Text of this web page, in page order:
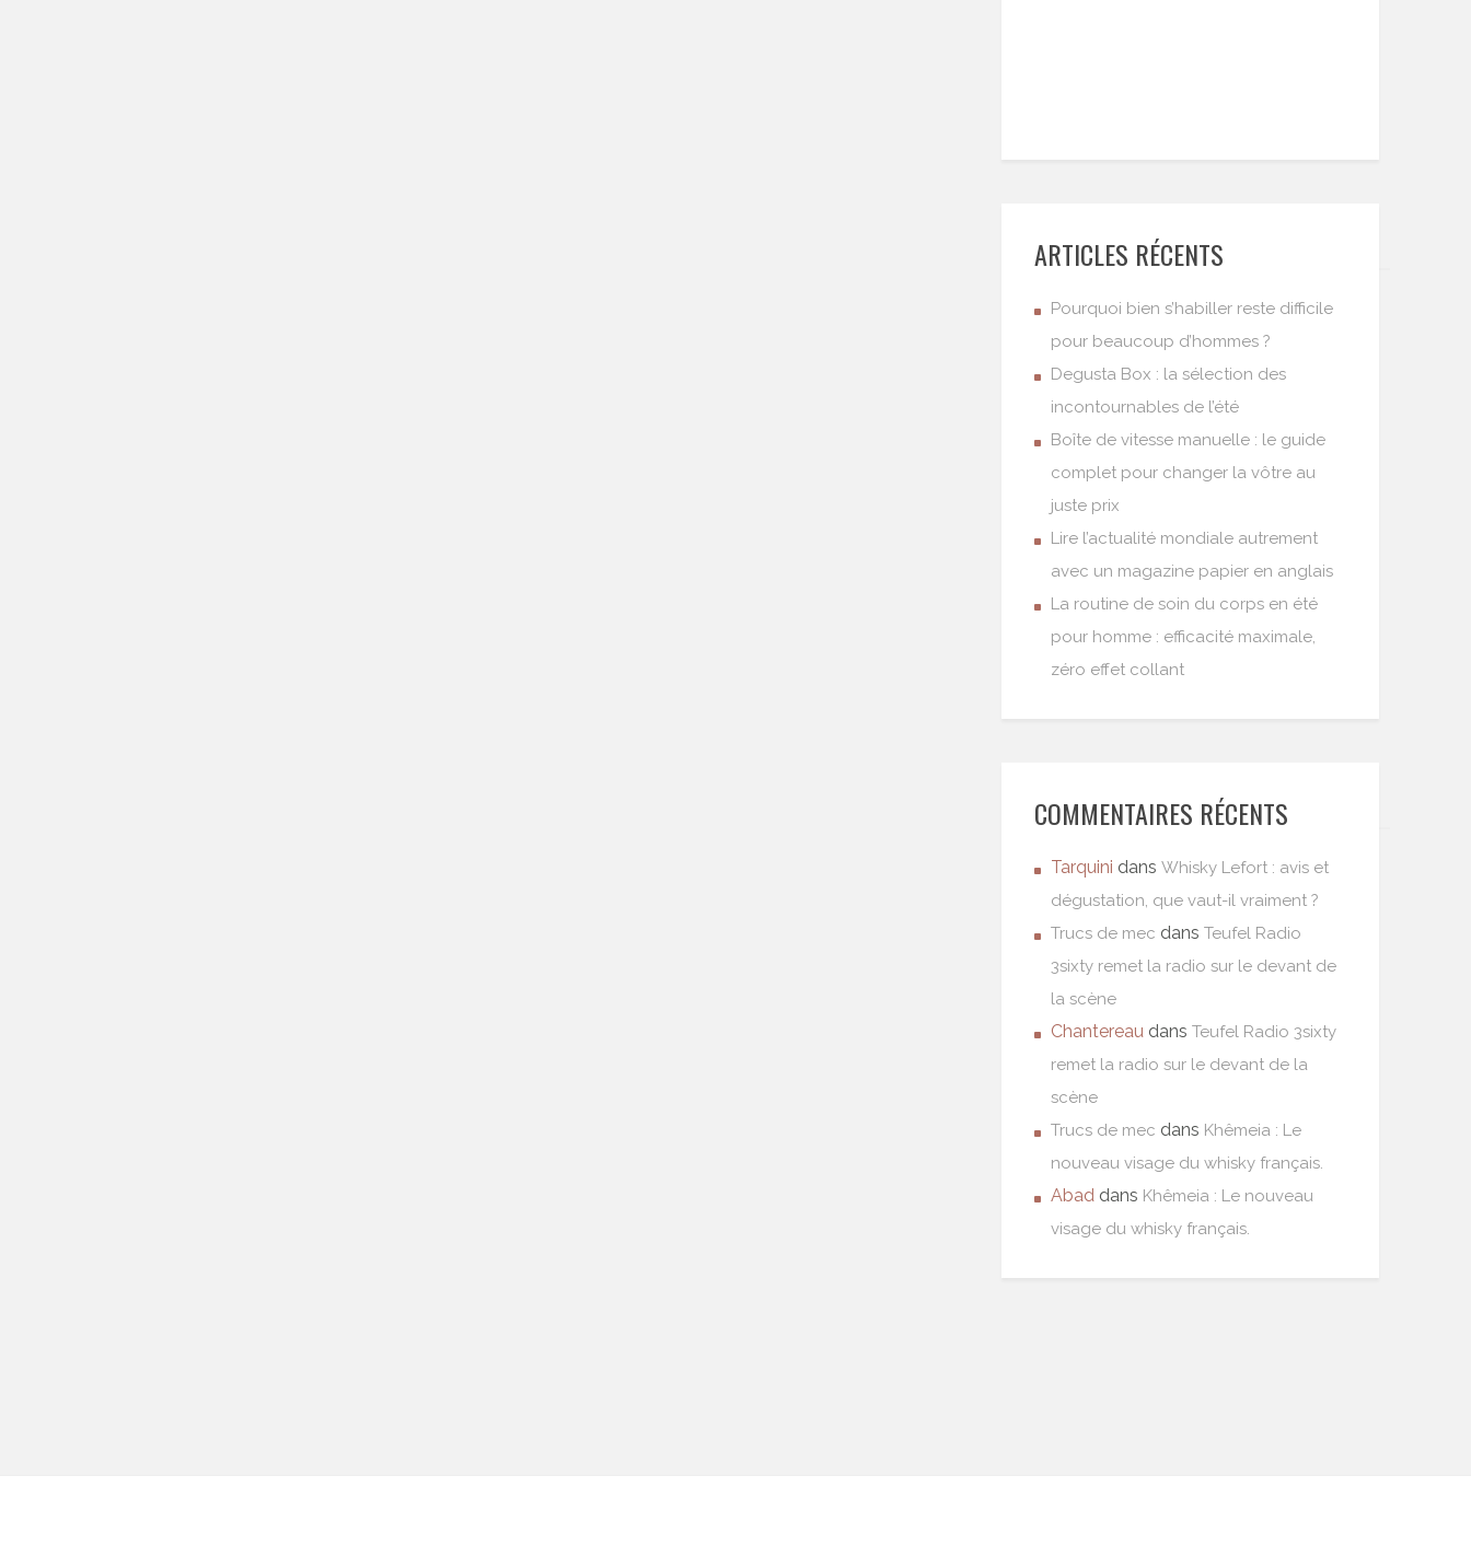
ARTICLES RÉCENTS
Pourquoi bien s’habiller reste difficile
pour beaucoup d’hommes ?
Degusta Box : la sélection des
incontournables de l’été
Boîte de vitesse manuelle : le guide
complet pour changer la vôtre au
juste prix
Lire l’actualité mondiale autrement
avec un magazine papier en anglais
La routine de soin du corps en été
pour homme : efficacité maximale,
zéro effet collant
COMMENTAIRES RÉCENTS
Tarquini dans Whisky Lefort : avis et
dégustation, que vaut-il vraiment ?
Trucs de mec dans Teufel Radio
3sixty remet la radio sur le devant de
la scène
Chantereau dans Teufel Radio 3sixty
remet la radio sur le devant de la
scène
Trucs de mec dans Khêmeia : Le
nouveau visage du whisky français.
Abad dans Khêmeia : Le nouveau
visage du whisky français.